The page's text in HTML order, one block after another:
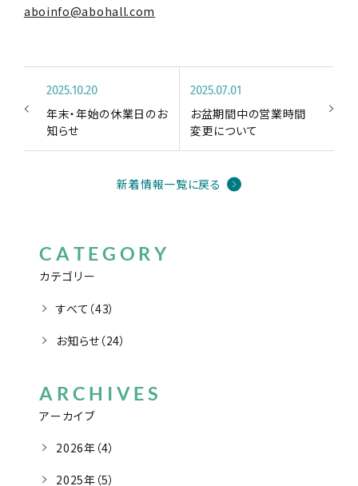
aboinfo@abohall.com
2025.10.20
年末・年始の休業日のお
知らせ
2025.07.01
お盆期間中の営業時間
変更について
新着情報一覧に戻る
カテゴリー
CATEGORY
すべて（43）
お知らせ（24）
アーカイブ
ARCHIVES
2026年（4）
2025年（5）